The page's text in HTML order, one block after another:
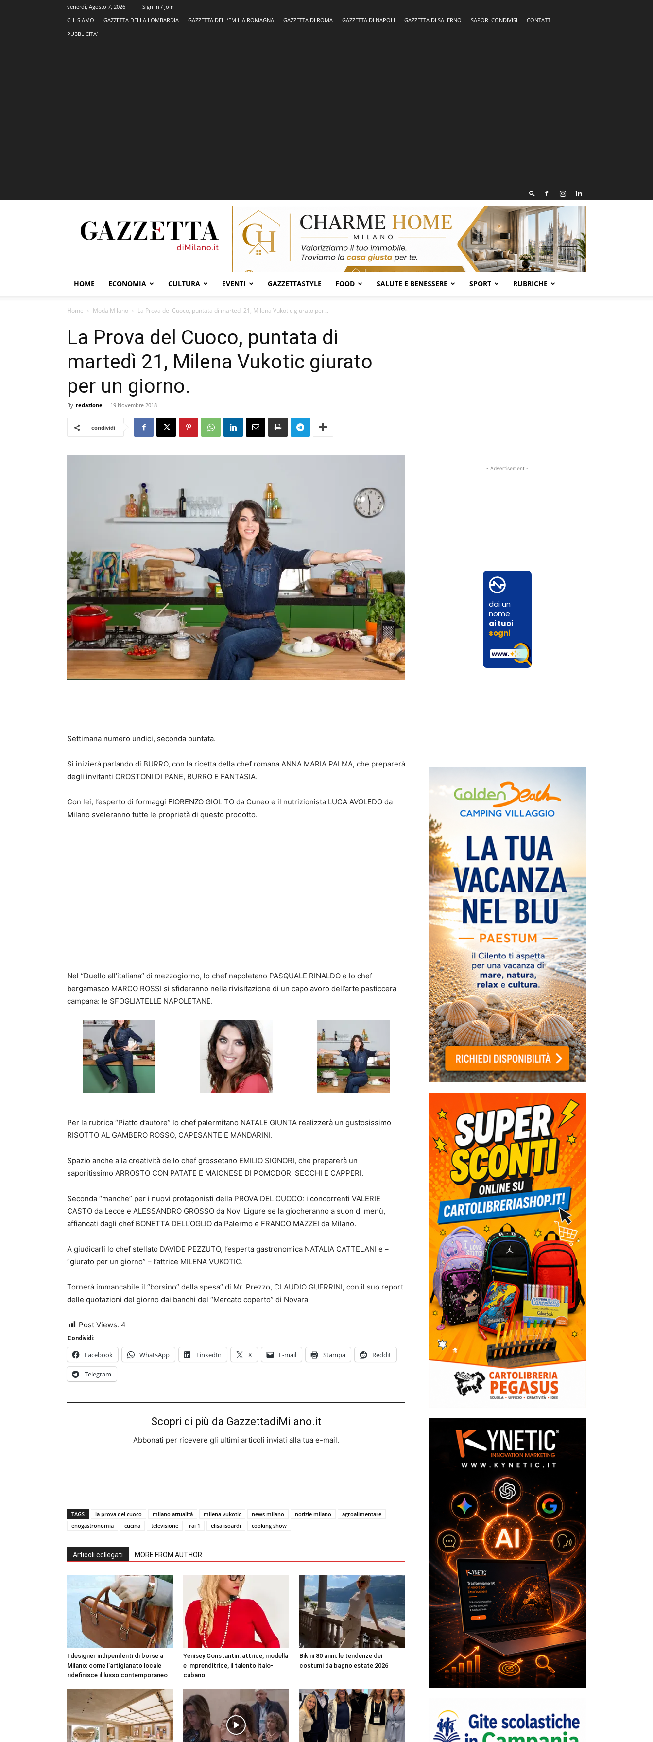
venerdì, Agosto 7, 2026
Sign in / Join
CHI SIAMO
GAZZETTA DELLA LOMBARDIA GAZZETTA DELL’EMILIA ROMAGNA GAZZETTA DI ROMA GAZZETTA DI NAPOLI GAZZETTA DI SALERNO SAPORI CONDIVISI
CONTATTI
PUBBLICITA’
HOME ECONOMIA CULTURA EVENTI GAZZETTASTYLE FOOD SALUTE E BENESSERE SPORT RUBRICHE
Home Moda Milano La Prova del Cuoco, puntata di martedì 21, Milena Vukotic giurato per...
La Prova del Cuoco, puntata di
martedì 21, Milena Vukotic giurato
per un giorno.
By redazione - 19 Novembre 2018
condividi
Settimana numero undici, seconda puntata.
Si inizierà parlando di BURRO, con la ricetta della chef romana ANNA MARIA PALMA, che preparerà
degli invitanti CROSTONI DI PANE, BURRO E FANTASIA.
Con lei, l’esperto di formaggi FIORENZO GIOLITO da Cuneo e il nutrizionista LUCA AVOLEDO da
Milano sveleranno tutte le proprietà di questo prodotto.
Nel “Duello all’italiana” di mezzogiorno, lo chef napoletano PASQUALE RINALDO e lo chef
bergamasco MARCO ROSSI si sfideranno nella rivisitazione di un capolavoro dell’arte pasticcera
campana: le SFOGLIATELLE NAPOLETANE.
Per la rubrica “Piatto d’autore” lo chef palermitano NATALE GIUNTA realizzerà un gustosissimo
RISOTTO AL GAMBERO ROSSO, CAPESANTE E MANDARINI.
Spazio anche alla creatività dello chef grossetano EMILIO SIGNORI, che preparerà un
saporitissimo ARROSTO CON PATATE E MAIONESE DI POMODORI SECCHI E CAPPERI.
Seconda “manche” per i nuovi protagonisti della PROVA DEL CUOCO: i concorrenti VALERIE
CASTO da Lecce e ALESSANDRO GROSSO da Novi Ligure se la giocheranno a suon di menù,
affiancati dagli chef BONETTA DELL’OGLIO da Palermo e FRANCO MAZZEI da Milano.
A giudicarli lo chef stellato DAVIDE PEZZUTO, l’esperta gastronomica NATALIA CATTELANI e –
“giurato per un giorno” – l’attrice MILENA VUKOTIC.
Tornerà immancabile il “borsino” della spesa” di Mr. Prezzo, CLAUDIO GUERRINI, con il suo report
delle quotazioni del giorno dai banchi del “Mercato coperto” di Novara.
Post Views: 4
Condividi:
Facebook WhatsApp LinkedIn X E-mail Stampa Reddit
Telegram
Scopri di più da GazzettadiMilano.it
Abbonati per ricevere gli ultimi articoli inviati alla tua e-mail.
TAGS la prova del cuoco milano attualità milena vukotic news milano notizie milano
agroalimentare
enogastronomia
cucina televisione rai 1 elisa isoardi cooking show
Articoli collegati MORE FROM AUTHOR
I designer indipendenti di borse a
Milano: come l’artigianato locale
ridefinisce il lusso contemporaneo
Yenisey Constantin: attrice, modella
e imprenditrice, il talento italo-
cubano
Bikini 80 anni: le tendenze dei
costumi da bagno estate 2026
- Advertisement -